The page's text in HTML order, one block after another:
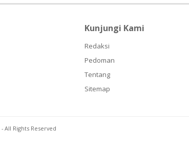
Kunjungi Kami
Redaksi
Pedoman
Tentang
Sitemap
- All Rights Reserved